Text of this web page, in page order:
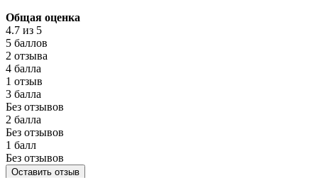
Общая оценка
4.7 из 5
5 баллов
2 отзыва
4 балла
1 отзыв
3 балла
Без отзывов
2 балла
Без отзывов
1 балл
Без отзывов
Оставить отзыв